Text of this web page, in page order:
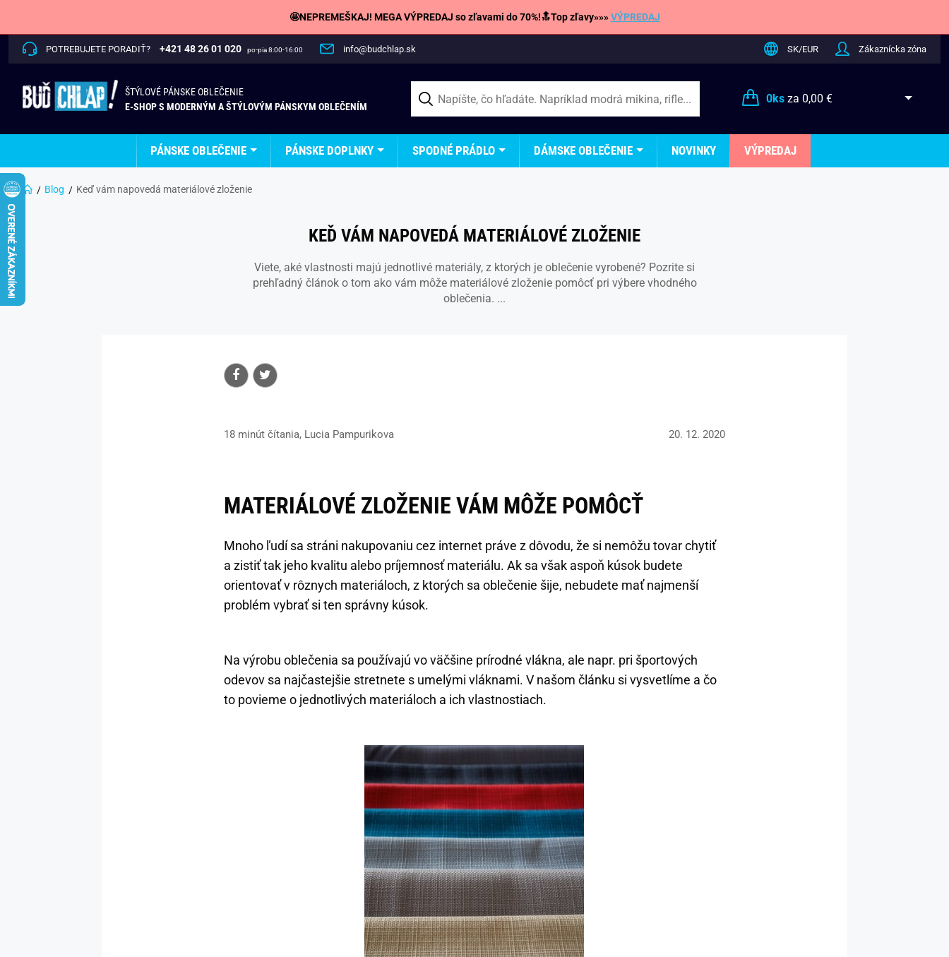
🤩NEPREMEŠKAJ! MEGA VÝPREDAJ so zľavami do 70%!🔝Top zľavy»»»VÝPREDAJ
POTREBUJETE PORADIŤ? +421 48 26 01 020 po-pia 8:00-16:00 info@budchlap.sk SK/EUR Zákaznícka zóna
ŠTÝLOVÉ PÁNSKE OBLEČENIE
E-SHOP S MODERNÝM A ŠTÝLOVÝM PÁNSKYM OBLEČENÍM
0ksza 0,00 €
PÁNSKE OBLEČENIE PÁNSKE DOPLNKY SPODNÉ PRÁDLO DÁMSKE OBLEČENIE NOVINKY VÝPREDAJ
Blog Keď vám napovedá materiálové zloženie
KEĎ VÁM NAPOVEDÁ MATERIÁLOVÉ ZLOŽENIE
Viete, aké vlastnosti majú jednotlivé materiály, z ktorých je oblečenie vyrobené? Pozrite si
prehľadný článok o tom ako vám môže materiálové zloženie pomôcť pri výbere vhodného
oblečenia. ...
18 minút čítania, Lucia Pampurikova 20. 12. 2020
MATERIÁLOVÉ ZLOŽENIE VÁM MÔŽE POMÔCŤ
Mnoho ľudí sa stráni nakupovaniu cez internet práve z dôvodu, že si nemôžu tovar chytiť
a zistiť tak jeho kvalitu alebo príjemnosť materiálu. Ak sa však aspoň kúsok budete
orientovať v rôznych materiáloch, z ktorých sa oblečenie šije, nebudete mať najmenší
problém vybrať si ten správny kúsok.
Na výrobu oblečenia sa používajú vo väčšine prírodné vlákna, ale napr. pri športových
odevov sa najčastejšie stretnete s umelými vláknami. V našom článku si vysvetlíme a čo
to povieme o jednotlivých materiáloch a ich vlastnostiach.